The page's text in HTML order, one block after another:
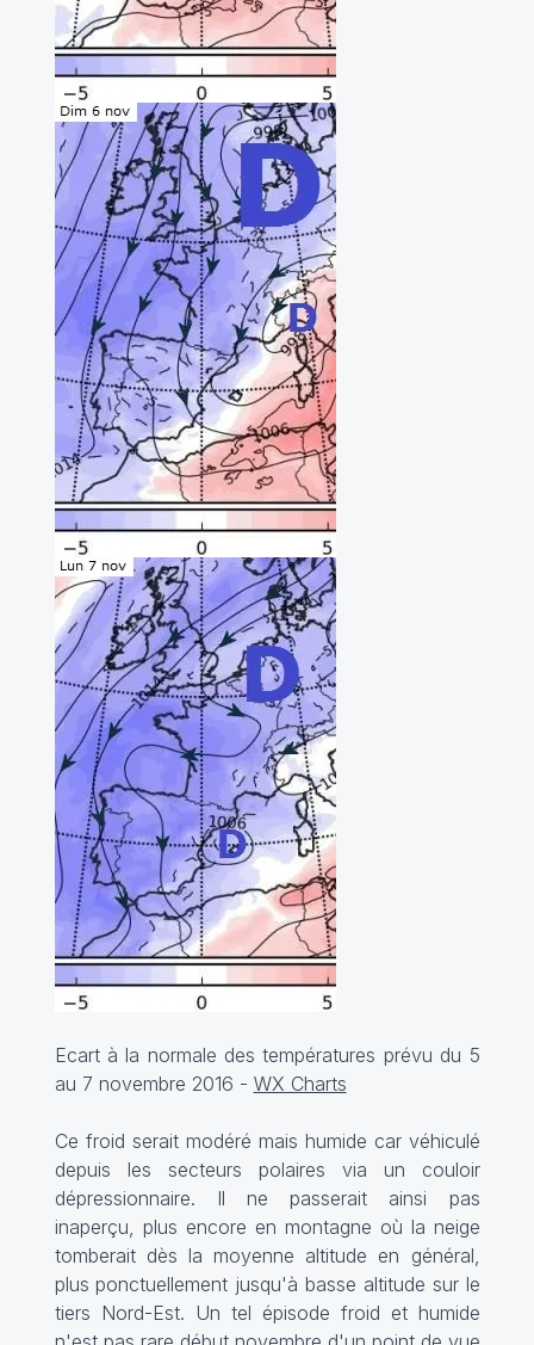
Ecart à la normale des températures prévu du 5
au 7 novembre 2016 - WX Charts
Ce froid serait modéré mais humide car véhiculé
depuis les secteurs polaires via un couloir
dépressionnaire. Il ne passerait ainsi pas
inaperçu, plus encore en montagne où la neige
tomberait dès la moyenne altitude en général,
plus ponctuellement jusqu'à basse altitude sur le
tiers Nord-Est. Un tel épisode froid et humide